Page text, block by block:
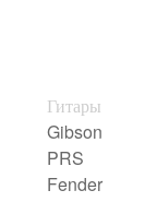
Гитары
Gibson
PRS
Fender